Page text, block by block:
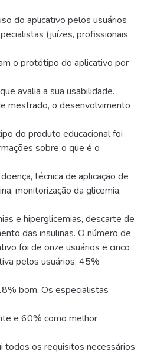
do aplicativo pelos usuários
(juízes, profissionais
o protótipo do aplicativo por
avalia a sua usabilidade.
mestrado, o desenvolvimento
do produto educacional foi
sobre o que é o
técnica de aplicação de
monitorização da glicemia,
e hiperglicemias, descarte de
das insulinas. O número de
foi de onze usuários e cinco
pelos usuários: 45%
bom. Os especialistas
e 60% como melhor
todos os requisitos necessários